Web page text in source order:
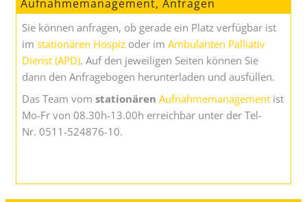
Aufnahmemanagement, Anfragen
Sie können anfragen, ob gerade ein Platz verfügbar ist
imstationären Hospiz oder imAmbulanten Palliativ
Dienst (APD). Auf den jeweiligen Seiten können Sie
dann den Anfragebogen herunterladen und ausfüllen.
Das Team vomstationärenAufnahmemanagement ist
Mo-Fr von 08.30h-13.00h erreichbar unter der Tel-
Nr. 0511-524876-10.